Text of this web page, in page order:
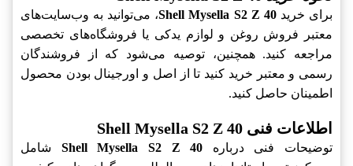
برای خریدShell Mysella S2 Z 40، می‌توانید به وب‌سایت‌های
معتبر فروش روغن و لوازم یدکی یا فروشگاه‌های تخصصی
مراجعه کنید. همچنین، توصیه می‌شود که از فروشندگان
رسمی و معتبر خرید کنید تا از اصل و اورجینال بودن محصول
اطمینان حاصل کنید.
اطلاعات فنی Shell Mysella S2 Z 40
توضیحات فنی درباره Shell Mysella S2 Z 40 شامل